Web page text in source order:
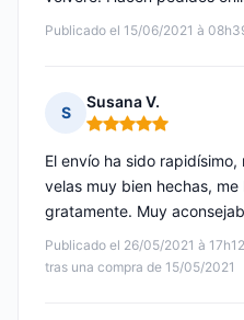
Publicado el 15/06/2021 à
S
Susana V.
Nota: 5 de 5
Publicado el 26/05/2021 à 17h12
tras una compra de 15/05/2021
El envío ha sido
velas muy bien hechas,
gratamente. Muy